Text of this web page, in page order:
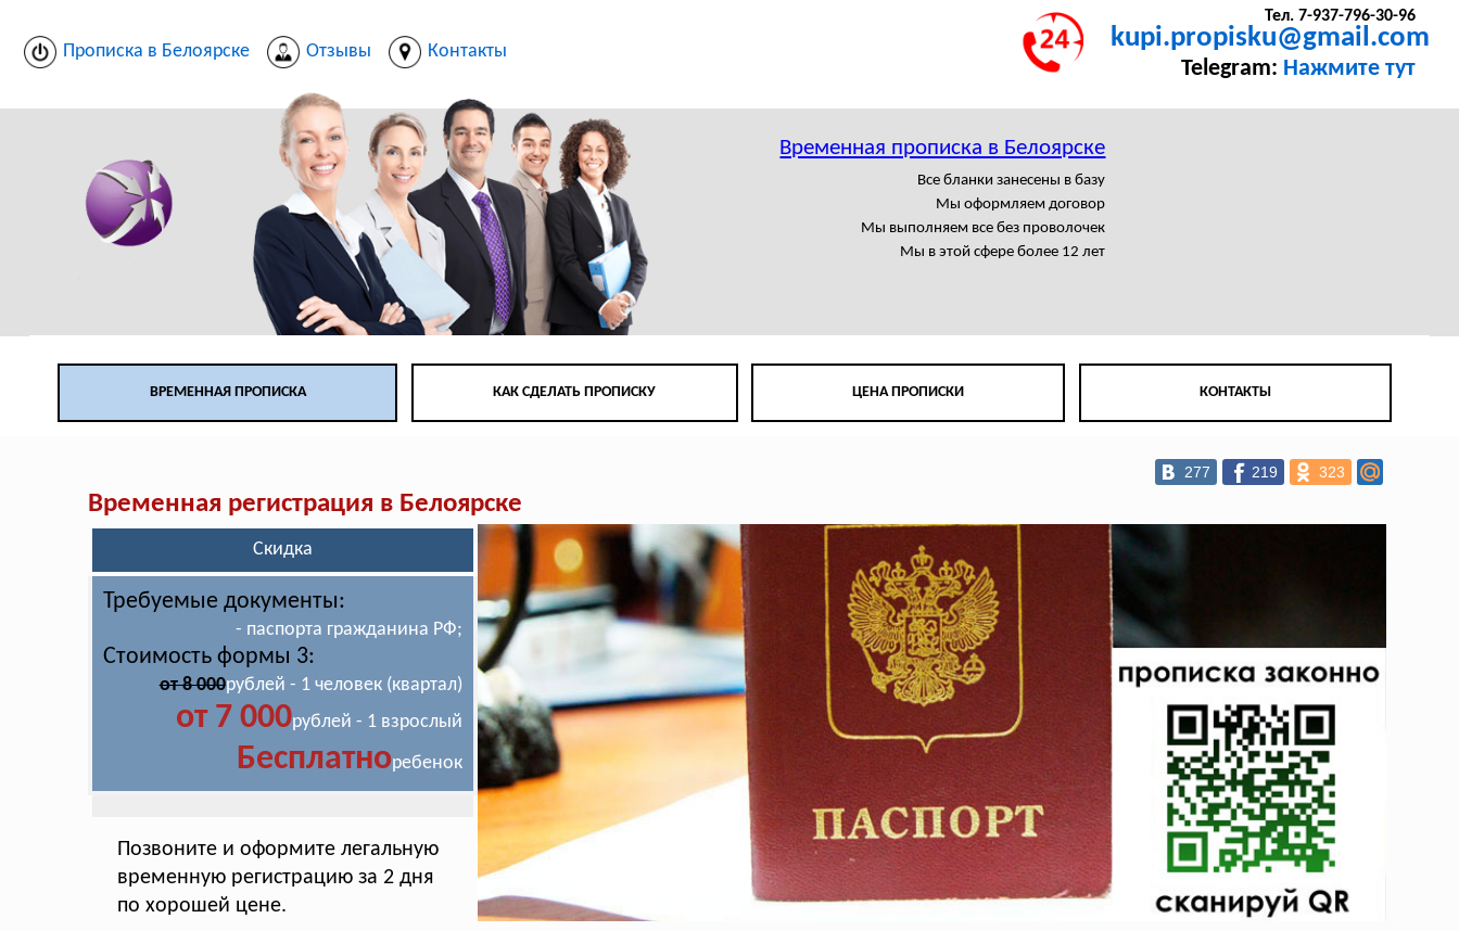
Прописка в Белоярске Отзывы Контакты
Тел. 7-937-796-30-96
kupi.propisku@gmail.com
Telegram: Нажмите тут
Временная прописка в Белоярске
Все бланки занесены в базу
Мы оформляем договор
Мы выполняем все без проволочек
Мы в этой сфере более 12 лет
ВРЕМЕННАЯ ПРОПИСКА КАК СДЕЛАТЬ ПРОПИСКУ ЦЕНА ПРОПИСКИ КОНТАКТЫ
277 219 323
Временная регистрация в Белоярске
Скидка
Требуемые документы:
- паспорта гражданина РФ;
Стоимость формы 3:
от 8 000рублей - 1 человек (квартал)
от 7 000рублей - 1 взрослый
Бесплатноребенок
Позвоните и оформите легальную
временную регистрацию за 2 дня
по хорошей цене.